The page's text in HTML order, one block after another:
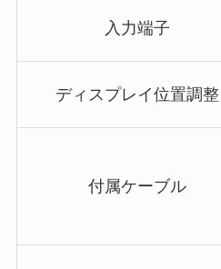
入力端子
ディスプレイ位置調整
付属ケーブル